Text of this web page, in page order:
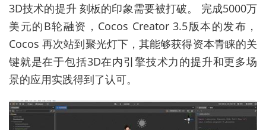
3D技术的提升 刻板的印象需要被打破。 完成5000万
美元的B轮融资，Cocos Creator 3.5版本的发布，
Cocos 再次站到聚光灯下，其能够获得资本青睐的关
键就是在于包括3D在内引擎技术力的提升和更多场
景的应用实践得到了认可。